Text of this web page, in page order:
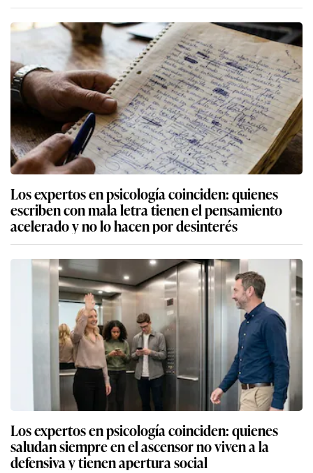
Los expertos en psicología coinciden: quienes
escriben con mala letra tienen el pensamiento
acelerado y no lo hacen por desinterés
Los expertos en psicología coinciden: quienes
saludan siempre en el ascensor no viven a la
defensiva y tienen apertura social